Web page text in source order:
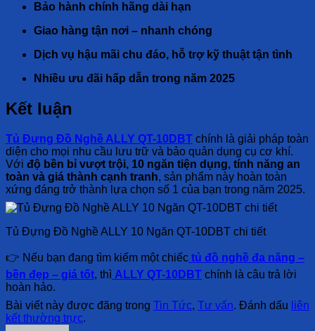
Bảo hành chính hãng dài hạn
Giao hàng tận nơi – nhanh chóng
Dịch vụ hậu mãi chu đáo, hỗ trợ kỹ thuật tận tình
Nhiều ưu đãi hấp dẫn trong năm 2025
Kết luận
Tủ Đựng Đồ Nghề ALLY QT-10DBT chính là giải pháp toàn
diện cho mọi nhu cầu lưu trữ và bảo quản dụng cụ cơ khí.
Với độ bền bỉ vượt trội, 10 ngăn tiện dụng, tính năng an
toàn và giá thành cạnh tranh, sản phẩm này hoàn toàn
xứng đáng trở thành lựa chọn số 1 của bạn trong năm 2025.
Tủ Đựng Đồ Nghề ALLY 10 Ngăn QT-10DBT chi tiết
👉 Nếu bạn đang tìm kiếm một chiếc tủ đồ nghề đa năng –
bền đẹp – giá tốt, thì ALLY QT-10DBT chính là câu trả lời
hoàn hảo.
Bài viết này được đăng trong Tin Tức, Tư vấn. Đánh dấu liên
kết thường trực.